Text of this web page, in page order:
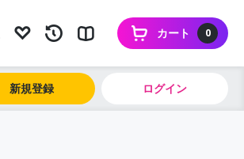
0
カート
新規登録 ログイン